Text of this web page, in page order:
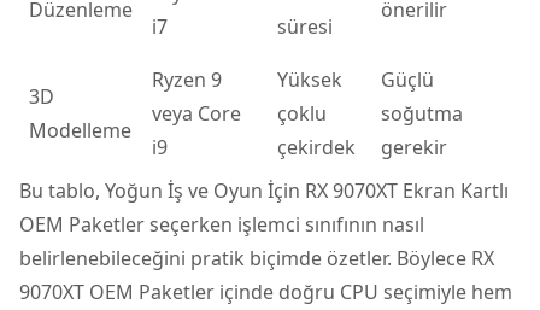
Düzenleme
i7
süresi
önerilir
3D
Modelleme
Ryzen 9
veya Core
i9
Yüksek
çoklu
çekirdek
Güçlü
soğutma
gerekir
Bu tablo, Yoğun İş ve Oyun İçin RX 9070XT Ekran Kartlı
OEM Paketler seçerken işlemci sınıfının nasıl
belirlenebileceğini pratik biçimde özetler. Böylece RX
9070XT OEM Paketler içinde doğru CPU seçimiyle hem